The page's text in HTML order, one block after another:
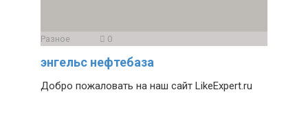
Разное 0
энгельс нефтебаза
Добро пожаловать на наш сайт LikeExpert.ru